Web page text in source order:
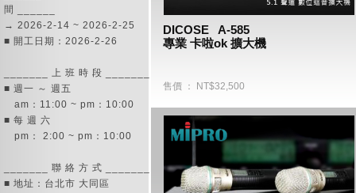
間 ______
→ 2026-2-14 ~ 2026-2-25
■ 開工日期：2026-2-26
_______ 上 班 時 段 _______
■ 週一 ～ 週五
am：11:00 ~ pm：10:00
■ 每 週 六
pm： 2:00 ~ pm：10:00
_______ 聯 絡 方 式 _______
■ 地址：台北市 大同區
DICOSE   A-585
專業 卡啦ok 擴大機
售價 ： NT$32,500